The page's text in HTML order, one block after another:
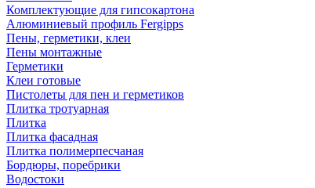
Комплектующие для гипсокартона
Алюминиевый профиль Fergipps
Пены, герметики, клеи
Пены монтажные
Герметики
Клеи готовые
Пистолеты для пен и герметиков
Плитка тротуарная
Плитка
Плитка фасадная
Плитка полимерпесчаная
Бордюры, поребрики
Водостоки